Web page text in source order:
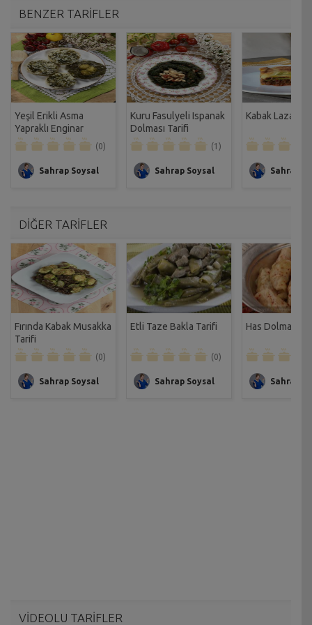
BENZER TARİFLER
Yeşil Erikli Asma
Yapraklı Enginar
Dolması Tarifi
(0)
Sahrap Soysal
Kuru Fasulyeli Ispanak
Dolması Tarifi
(1)
Sahrap Soysal
Kabak Lazanya
Sahrap
DİĞER TARİFLER
Fırında Kabak Musakka
Tarifi
(0)
Sahrap Soysal
Etli Taze Bakla Tarifi
(0)
Sahrap Soysal
Has Dolması
Sahrap
VİDEOLU TARİFLER